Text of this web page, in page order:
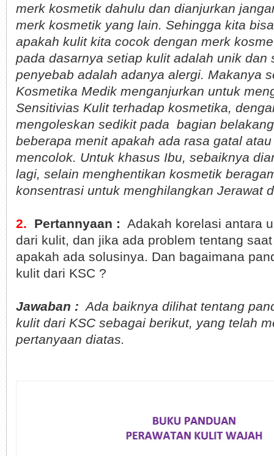
merk kosmetik dahulu dan dianjurkan
merk kosmetik yang lain. Sehingga kita
apakah kulit kita cocok dengan merk
pada dasarnya setiap kulit adalah unik dan
penyebab adalah adanya alergi. Makanya
Kosmetika Medik menganjurkan untuk
Sensitivias Kulit terhadap kosmetika,
mengoleskan sedikit pada bagian
beberapa menit apakah ada rasa gatal
mencolok. Untuk khasus Ibu, sebaiknya
lagi, selain menghentikan kosmetik
konsentrasi untuk menghilangkan Jerawat
2. Pertannyaan : Adakah korelasi antara
dari kulit, dan jika ada problem tentang
apakah ada solusinya. Dan bagaimana
kulit dari KSC ?
Jawaban : Ada baiknya dilihat tentang
kulit dari KSC sebagai berikut, yang telah
pertanyaan diatas.